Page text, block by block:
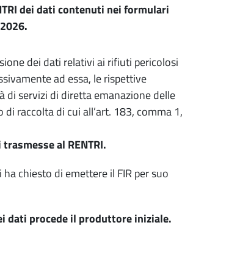
dei dati contenuti nei formulari
dei dati relativi ai rifiuti pericolosi
ad essa, le rispettive
di servizi di diretta emanazione delle
raccolta di cui all’art. 183, comma 1,
al RENTRI.
chiesto di emettere il FIR per suo
dati procede il produttore iniziale.